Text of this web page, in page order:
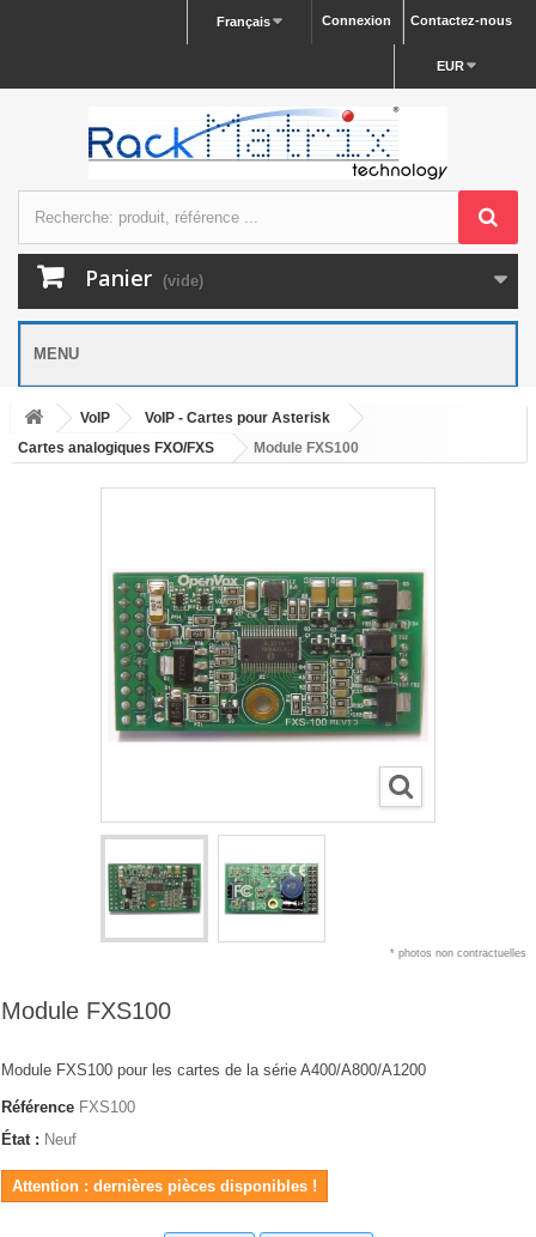
Contactez-nous
Connexion
Français
EUR
Panier (vide)
MENU
VoIP
VoIP - Cartes pour Asterisk
Cartes analogiques FXO/FXS
Module FXS100
* photos non contractuelles
Module FXS100
Module FXS100 pour les cartes de la série A400/A800/A1200
Référence FXS100
État : Neuf
Attention : dernières pièces disponibles !